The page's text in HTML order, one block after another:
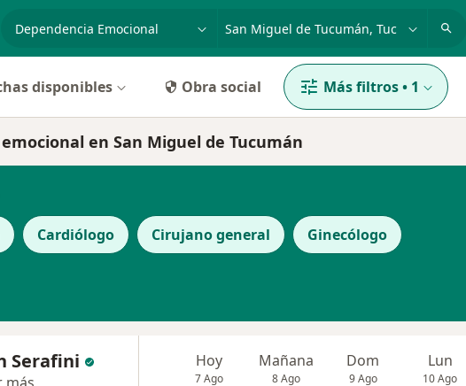
disponibles Obra social Más filtros• 1
en San Miguel de Tucumán
Cardiólogo Cirujano general Ginecólogo
Serafini Hoy
7 Ago
Mañana
8 Ago
Dom
9 Ago
Lun
10 Ago